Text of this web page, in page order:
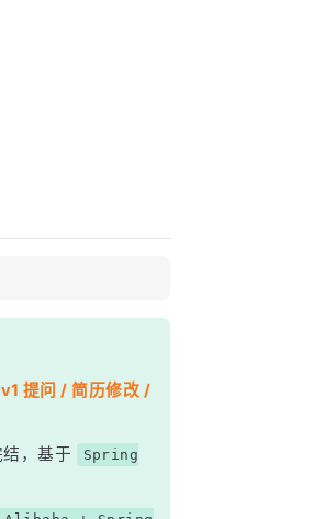
提问 / 简历修改 /
结，基于
Spring